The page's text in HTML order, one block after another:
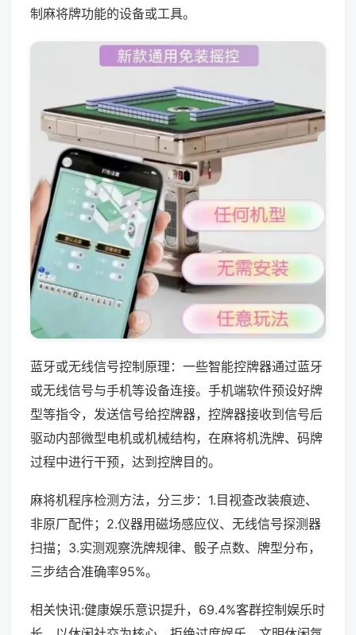
制麻将牌功能的设备或工具。
蓝牙或无线信号控制原理：一些智能控牌器通过蓝牙
或无线信号与手机等设备连接。手机端软件预设好牌
型等指令，发送信号给控牌器，控牌器接收到信号后
驱动内部微型电机或机械结构，在麻将机洗牌、码牌
过程中进行干预，达到控牌目的。
麻将机程序检测方法，分三步：1.目视查改装痕迹、
非原厂配件；2.仪器用磁场感应仪、无线信号探测器
扫描；3.实测观察洗牌规律、骰子点数、牌型分布，
三步结合准确率95%。
相关快讯:健康娱乐意识提升，69.4%客群控制娱乐时